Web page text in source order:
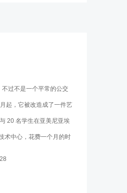
过不是一个平常的公交
起，它被改造成了一件艺
20 名学生在亚美尼亚埃
术中心，花费一个月的时